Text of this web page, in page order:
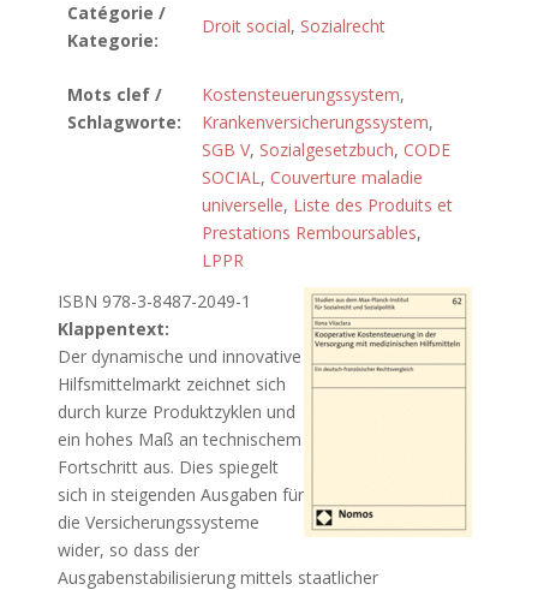
Catégorie /
Kategorie:
Droit social, Sozialrecht
Mots clef /
Schlagworte:
Kostensteuerungssystem,
Krankenversicherungssystem,
SGB V, Sozialgesetzbuch, CODE
SOCIAL, Couverture maladie
universelle, Liste des Produits et
Prestations Remboursables,
LPPR
ISBN 978-3-8487-2049-1
Klappentext:
Der dynamische und innovative
Hilfsmittelmarkt zeichnet sich
durch kurze Produktzyklen und
ein hohes Maß an technischem
Fortschritt aus. Dies spiegelt
sich in steigenden Ausgaben für
die Versicherungssysteme
wider, so dass der
Ausgabenstabilisierung mittels staatlicher